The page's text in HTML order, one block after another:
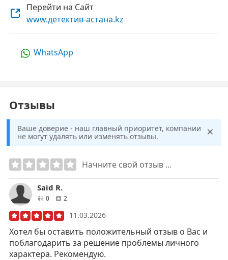
Перейти на Сайт
www.детектив-астана.kz
WhatsApp
Отзывы
Ваше доверие - наш главный приоритет, компании
не могут удалять или изменять отзывы.
×
Начните свой отзыв ...
Said R.
0друзей
2
11.03.2026
Хотел бы оставить положительный отзыв о Вас и
поблагодарить за решение проблемы личного
характера. Рекомендую.